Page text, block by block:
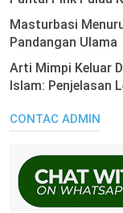
Masturbasi
Pandangan Ulama
Arti Mimpi Keluar
Islam: Penjelasan
CONTAC ADMIN